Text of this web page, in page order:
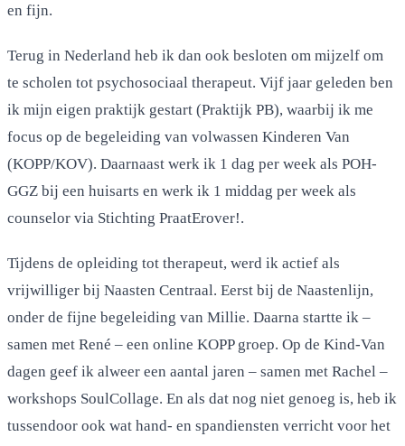
en fijn.
Terug in Nederland heb ik dan ook besloten om mijzelf om
te scholen tot psychosociaal therapeut. Vijf jaar geleden ben
ik mijn eigen praktijk gestart (Praktijk PB), waarbij ik me
focus op de begeleiding van volwassen Kinderen Van
(KOPP/KOV). Daarnaast werk ik 1 dag per week als POH-
GGZ bij een huisarts en werk ik 1 middag per week als
counselor via Stichting PraatErover!.
Tijdens de opleiding tot therapeut, werd ik actief als
vrijwilliger bij Naasten Centraal. Eerst bij de Naastenlijn,
onder de fijne begeleiding van Millie. Daarna startte ik –
samen met René – een online KOPP groep. Op de Kind-Van
dagen geef ik alweer een aantal jaren – samen met Rachel –
workshops SoulCollage. En als dat nog niet genoeg is, heb ik
tussendoor ook wat hand- en spandiensten verricht voor het